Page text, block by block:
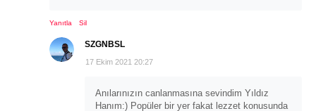
Yanıtla Sil
SZGNBSL
17 Ekim 2021 20:27
Anılarınızın canlanmasına sevindim Yıldız
Hanım:) Popüler bir yer fakat lezzet konusunda